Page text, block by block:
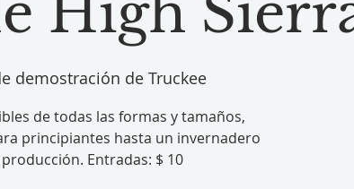
High
demostración de Truckee
de todas las formas y tamaños,
principiantes hasta un invernadero
Entradas: $ 10